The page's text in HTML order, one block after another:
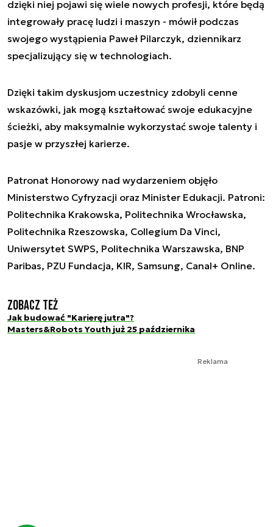
dzięki niej pojawi się wiele nowych profesji, które będą
integrowały pracę ludzi i maszyn - mówił podczas
swojego wystąpienia Paweł Pilarczyk, dziennikarz
specjalizujący się w technologiach.
Dzięki takim dyskusjom uczestnicy zdobyli cenne
wskazówki, jak mogą kształtować swoje edukacyjne
ścieżki, aby maksymalnie wykorzystać swoje talenty i
pasje w przyszłej karierze.
Patronat Honorowy nad wydarzeniem objęło
Ministerstwo Cyfryzacji oraz Minister Edukacji. Patroni:
Politechnika Krakowska, Politechnika Wrocławska,
Politechnika Rzeszowska, Collegium Da Vinci,
Uniwersytet SWPS, Politechnika Warszawska, BNP
Paribas, PZU Fundacja, KIR, Samsung, Canal+ Online.
Zobacz też
Jak budować "Karierę jutra"?
Masters&Robots Youth już 25 października
Reklama